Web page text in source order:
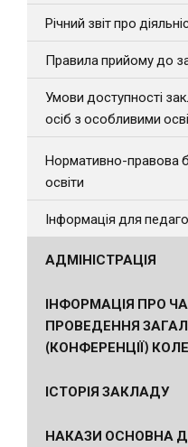
Річний звіт про
Правила прийому до
Умови доступності
осіб з особливими
Нормативно-правова
освіти
Інформація для
АДМІНІСТРАЦІЯ
ІНФОРМАЦІЯ ПРО
ПРОВЕДЕННЯ
(КОНФЕРЕНЦІЇ)
ІСТОРІЯ ЗАКЛАДУ
НАКАЗИ ОСНОВНА